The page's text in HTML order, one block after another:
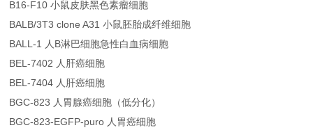
B16-F10 小鼠皮肤黑色素瘤细胞
BALB/3T3 clone A31 小鼠胚胎成纤维细胞
BALL-1 人B淋巴细胞急性白血病细胞
BEL-7402 人肝癌细胞
BEL-7404 人肝癌细胞
BGC-823 人胃腺癌细胞（低分化）
BGC-823-EGFP-puro 人胃癌细胞